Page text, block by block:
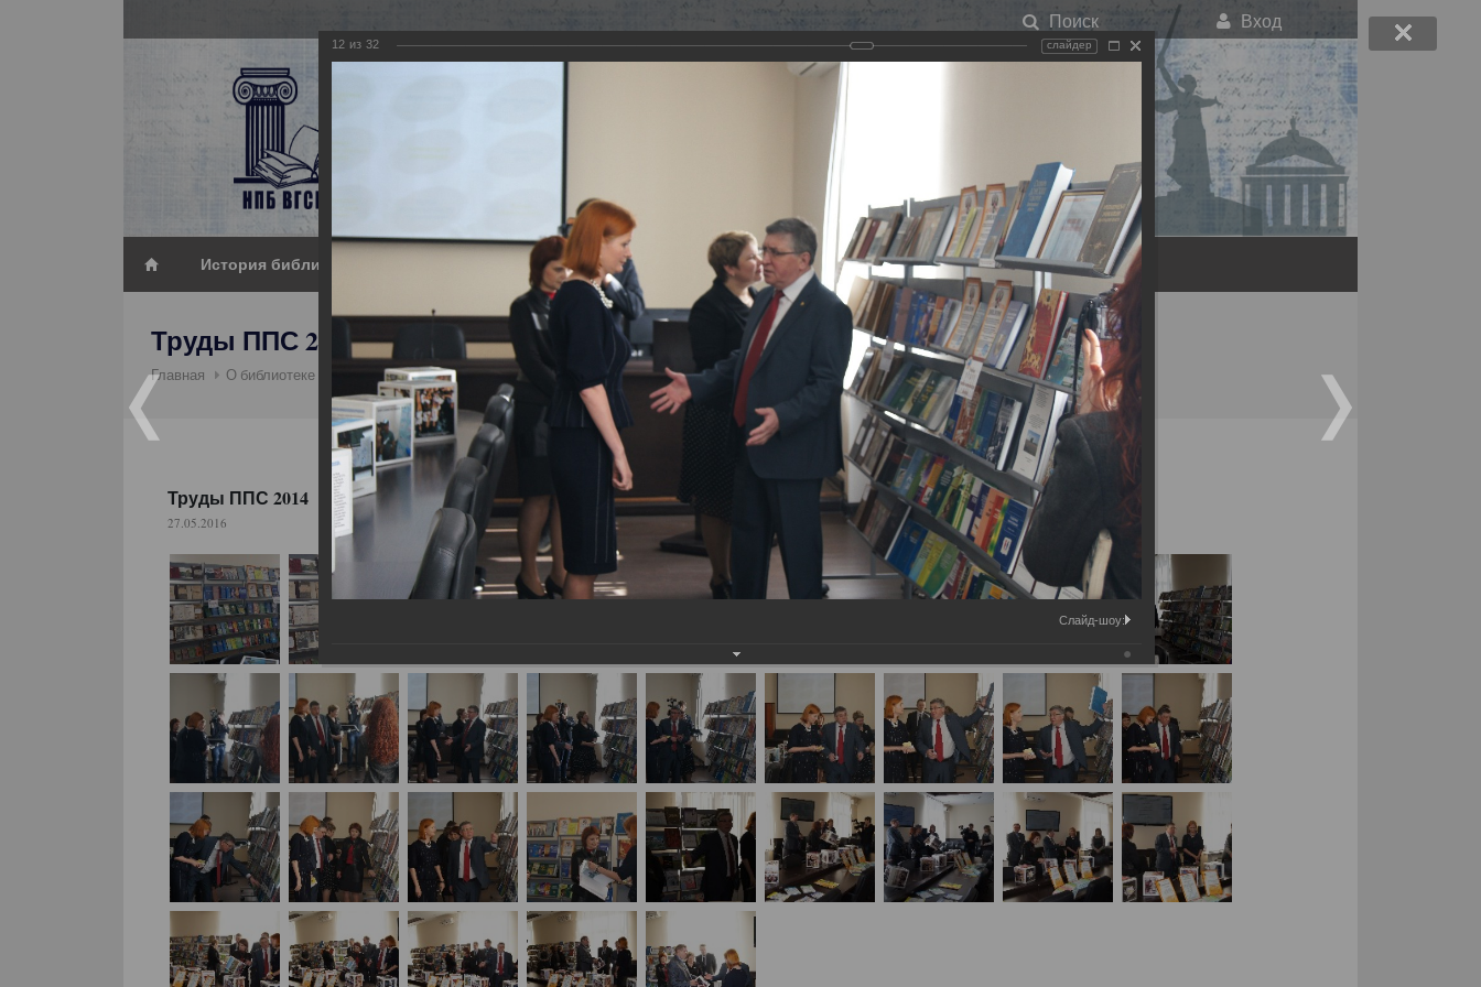
Вход
Поиск
История библиотеки_2
Труды ППС 2014
Главная О библиотеке Фотогалерея Труды ППС 2014
Труды ППС 2014
27.05.2016
12 из 32 слайдер
Слайд-шоу: